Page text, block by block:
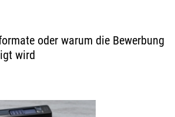
oder warum die Bewerbung
wird